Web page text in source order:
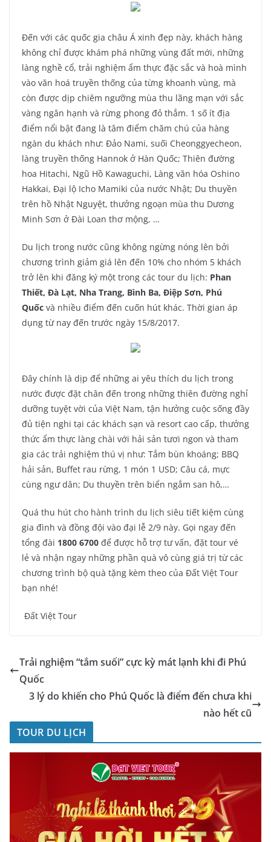
Đến với các quốc gia châu Á xinh đẹp này, khách hàng
không chỉ được khám phá những vùng đất mới, những
làng nghề cổ, trải nghiệm ẩm thực đặc sắc và hoà mình
vào văn hoá truyền thống của từng khoanh vùng, mà
còn được dịp chiêm ngưỡng mùa thu lãng mạn với sắc
vàng ngân hạnh và rừng phong đỏ thắm. 1 số ít địa
điểm nổi bật đang là tâm điểm chăm chú của hàng
ngàn du khách như: Đảo Nami, suối Cheonggyecheon,
làng truyền thống Hannok ở Hàn Quốc; Thiên đường
hoa Hitachi, Ngũ Hồ Kawaguchi, Làng văn hóa Oshino
Hakkai, Đại lộ Icho Mamiki của nước Nhật; Du thuyền
trên hồ Nhật Nguyệt, thưởng ngoạn mùa thu Dương
Minh Sơn ở Đài Loan thơ mộng, …
Du lịch trong nước cũng không ngừng nóng lên bởi
chương trình giảm giá lên đến 10% cho nhóm 5 khách
trở lên khi đăng ký một trong các tour du lịch: Phan
Thiết, Đà Lạt, Nha Trang, Bình Ba, Điệp Sơn, Phú
Quốc và nhiều điểm đến cuốn hút khác. Thời gian áp
dụng từ nay đến trước ngày 15/8/2017.
Đây chính là dịp để những ai yêu thích du lịch trong
nước được đặt chân đến trong những thiên đường nghỉ
dưỡng tuyệt vời của Việt Nam, tận hưởng cuộc sống đầy
đủ tiện nghi tại các khách sạn và resort cao cấp, thưởng
thức ẩm thực làng chài với hải sản tươi ngon và tham
gia các trải nghiệm thú vị như: Tắm bùn khoáng; BBQ
hải sản, Buffet rau rừng, 1 món 1 USD; Câu cá, mực
cùng ngư dân; Du thuyền trên biển ngắm san hô,…
Quá thu hút cho hành trình du lịch siêu tiết kiệm cùng
gia đình và đồng đội vào đại lễ 2/9 này. Gọi ngay đến
tổng đài 1800 6700 để được hỗ trợ tư vấn, đặt tour vé
lẻ và nhận ngay những phần quà vô cùng giá trị từ các
chương trình bộ quà tặng kèm theo của Đất Việt Tour
bạn nhé!
Đất Việt Tour
Trải nghiệm “tắm suối” cực kỳ mát lạnh khi đi Phú
Quốc
3 lý do khiến cho Phú Quốc là điểm đến chưa khi
nào hết cũ
TOUR DU LỊCH